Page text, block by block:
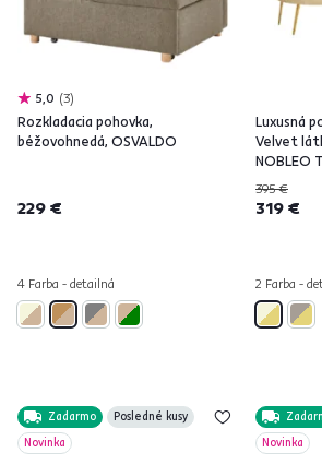
5,0 3
Rozkladacia pohovka,
béžovohnedá, OSVALDO
229 €
4 Farba - detailná
Luxusná
Velvet
NOBLEO
395 €
319 €
2 Farba -
Zadarmo
Posledné kusy
Novinka
Novinka